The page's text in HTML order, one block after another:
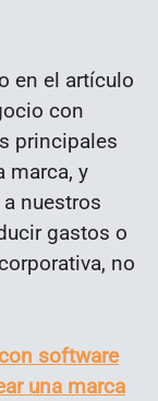
en el artículo
con
principales
marca, y
nuestros
gastos o
no
software
una marca